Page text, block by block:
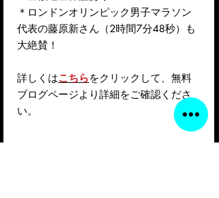
＊ロンドンオリンピック男子マラソン
代表の藤原新さん（2時間7分48秒）も
大絶賛！
詳しくはこちらをクリックして、無料
ブログページより詳細をご確認くださ
い。